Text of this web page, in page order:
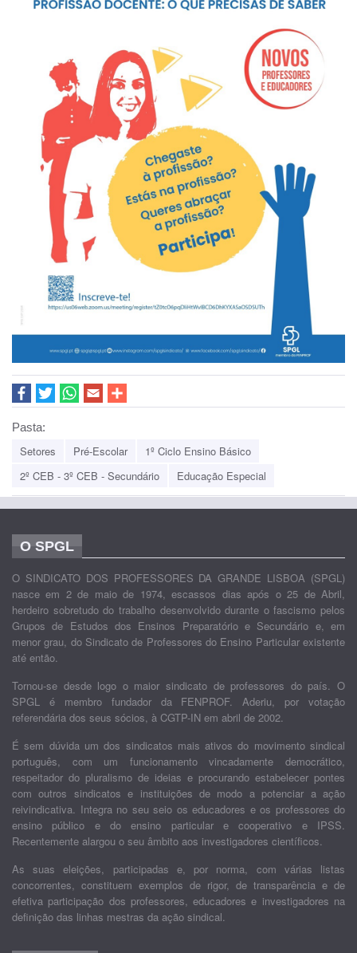
Pasta:
Setores Pré-Escolar
1º Ciclo Ensino Básico
2º CEB - 3º CEB - Secundário
Educação Especial
O SPGL
O SINDICATO DOS PROFESSORES DA GRANDE LISBOA (SPGL)
nasce em 2 de maio de 1974, escassos dias após o 25 de Abril,
herdeiro sobretudo do trabalho desenvolvido durante o fascismo pelos
Grupos de Estudos dos Ensinos Preparatório e Secundário e, em
menor grau, do Sindicato de Professores do Ensino Particular existente
até então.
Tornou-se desde logo o maior sindicato de professores do país. O
SPGL é membro fundador da FENPROF. Aderiu, por votação
referendária dos seus sócios, à CGTP-IN em abril de 2002.
É sem dúvida um dos sindicatos mais ativos do movimento sindical
português, com um funcionamento vincadamente democrático,
respeitador do pluralismo de ideias e procurando estabelecer pontes
com outros sindicatos e instituições de modo a potenciar a ação
reivindicativa. Integra no seu seio os educadores e os professores do
ensino público e do ensino particular e cooperativo e IPSS.
Recentemente alargou o seu âmbito aos investigadores científicos.
As suas eleições, participadas e, por norma, com várias listas
concorrentes, constituem exemplos de rigor, de transparência e de
efetiva participação dos professores, educadores e investigadores na
definição das linhas mestras da ação sindical.